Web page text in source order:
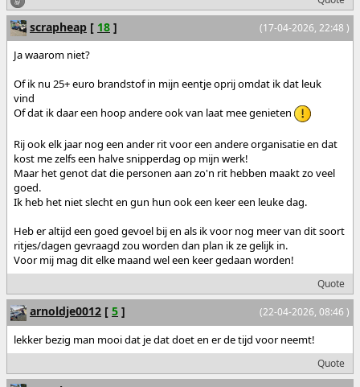
(17-04-2026, 22:48 )
scrapheap [ 18 ]
Ja waarom niet?
Of ik nu 25+ euro brandstof in mijn eentje oprij omdat ik dat leuk
vind
Of dat ik daar een hoop andere ook van laat mee genieten
Rij ook elk jaar nog een ander rit voor een andere organisatie en dat
kost me zelfs een halve snipperdag op mijn werk!
Maar het genot dat die personen aan zo'n rit hebben maakt zo veel
goed.
Ik heb het niet slecht en gun hun ook een keer een leuke dag.
Heb er altijd een goed gevoel bij en als ik voor nog meer van dit soort
ritjes/dagen gevraagd zou worden dan plan ik ze gelijk in.
Voor mij mag dit elke maand wel een keer gedaan worden!
Quote
(22-04-2026, 08:46 )
arnoldje0012 [ 5 ]
lekker bezig man mooi dat je dat doet en er de tijd voor neemt!
Quote